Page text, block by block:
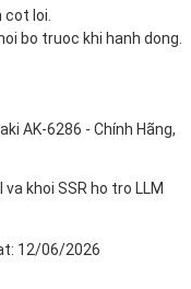
loi.
bo truoc khi hanh dong.
AK-6286 - Chính Hãng,
va khoi SSR ho tro LLM
12/06/2026